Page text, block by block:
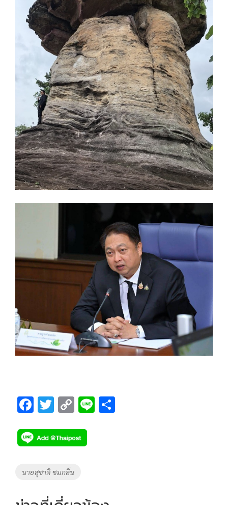
F
e
b
o
T
tt
er
C
p
y
Li
Tags
นายสุชาติ ชมกลิ่น